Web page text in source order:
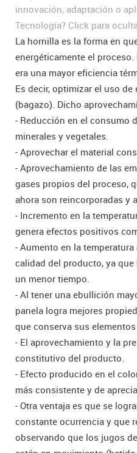
innovación, adaptación o
Tecnología? Click para
La hornilla es la forma en
energéticamente el
era una mayor eficiencia
Es decir, optimizar el uso
(bagazo). Dicho
- Reducción en el consumo
minerales y vegetales.
- Aprovechar el material
- Aprovechamiento de las
gases propios del proceso,
ahora son reincorporadas y
- Incremento en la
genera efectos positivos
- Aumento en la
calidad del producto, ya
un menor tiempo.
- Al tener una ebullición
panela logra mejores
que conserva sus
- El aprovechamiento y la
constitutivo del producto.
- Efecto producido en el
más consistente y de
- Otra ventaja es que se
constante ocurrencia y que
observando que los jugos